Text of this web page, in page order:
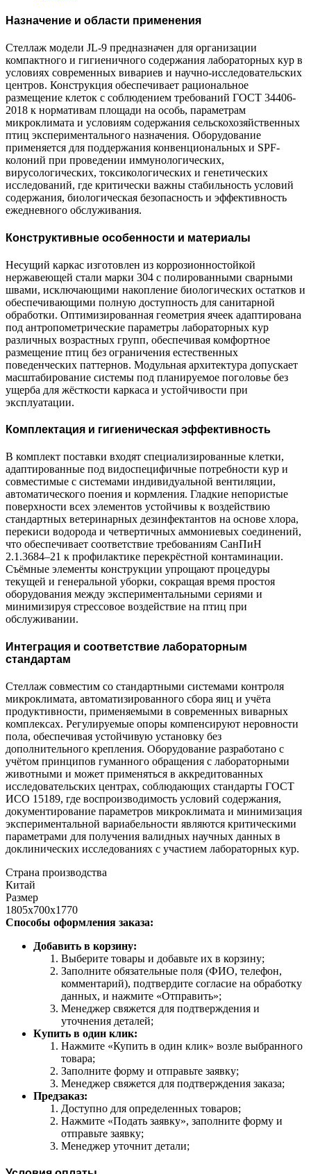
Назначение и области применения
Стеллаж модели JL-9 предназначен для организации
компактного и гигиеничного содержания лабораторных кур в
условиях современных вивариев и научно-исследовательских
центров. Конструкция обеспечивает рациональное
размещение клеток с соблюдением требований ГОСТ 34406-
2018 к нормативам площади на особь, параметрам
микроклимата и условиям содержания сельскохозяйственных
птиц экспериментального назначения. Оборудование
применяется для поддержания конвенциональных и SPF-
колоний при проведении иммунологических,
вирусологических, токсикологических и генетических
исследований, где критически важны стабильность условий
содержания, биологическая безопасность и эффективность
ежедневного обслуживания.
Конструктивные особенности и материалы
Несущий каркас изготовлен из коррозионностойкой
нержавеющей стали марки 304 с полированными сварными
швами, исключающими накопление биологических остатков и
обеспечивающими полную доступность для санитарной
обработки. Оптимизированная геометрия ячеек адаптирована
под антропометрические параметры лабораторных кур
различных возрастных групп, обеспечивая комфортное
размещение птиц без ограничения естественных
поведенческих паттернов. Модульная архитектура допускает
масштабирование системы под планируемое поголовье без
ущерба для жёсткости каркаса и устойчивости при
эксплуатации.
Комплектация и гигиеническая эффективность
В комплект поставки входят специализированные клетки,
адаптированные под видоспецифичные потребности кур и
совместимые с системами индивидуальной вентиляции,
автоматического поения и кормления. Гладкие непористые
поверхности всех элементов устойчивы к воздействию
стандартных ветеринарных дезинфектантов на основе хлора,
перекиси водорода и четвертичных аммониевых соединений,
что обеспечивает соответствие требованиям СанПиН
2.1.3684–21 к профилактике перекрёстной контаминации.
Съёмные элементы конструкции упрощают процедуры
текущей и генеральной уборки, сокращая время простоя
оборудования между экспериментальными сериями и
минимизируя стрессовое воздействие на птиц при
обслуживании.
Интеграция и соответствие лабораторным
стандартам
Стеллаж совместим со стандартными системами контроля
микроклимата, автоматизированного сбора яиц и учёта
продуктивности, применяемыми в современных виварных
комплексах. Регулируемые опоры компенсируют неровности
пола, обеспечивая устойчивую установку без
дополнительного крепления. Оборудование разработано с
учётом принципов гуманного обращения с лабораторными
животными и может применяться в аккредитованных
исследовательских центрах, соблюдающих стандарты ГОСТ
ИСО 15189, где воспроизводимость условий содержания,
документирование параметров микроклимата и минимизация
экспериментальной вариабельности являются критическими
параметрами для получения валидных научных данных в
доклинических исследованиях с участием лабораторных кур.
Страна производства
Китай
Размер
1805х700х1770
Способы оформления заказа:
Добавить в корзину:
Выберите товары и добавьте их в корзину;
Заполните обязательные поля (ФИО, телефон,
комментарий), подтвердите согласие на обработку
данных, и нажмите «Отправить»;
Менеджер свяжется для подтверждения и
уточнения деталей;
Купить в один клик:
Нажмите «Купить в один клик» возле выбранного
товара;
Заполните форму и отправьте заявку;
Менеджер свяжется для подтверждения заказа;
Предзаказ:
Доступно для определенных товаров;
Нажмите «Подать заявку», заполните форму и
отправьте заявку;
Менеджер уточнит детали;